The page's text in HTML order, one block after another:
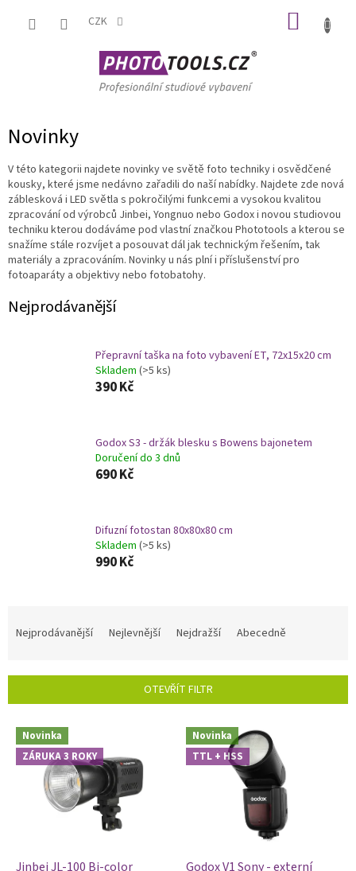
CZK
Novinky
V této kategorii najdete novinky ve světě foto techniky i osvědčené
kousky, které jsme nedávno zařadili do naší nabídky. Najdete zde nová
záblesková i LED světla s pokročilými funkcemi a vysokou kvalitou
zpracování od výrobců Jinbei, Yongnuo nebo Godox i novou studiovou
techniku kterou dodáváme pod vlastní značkou Phototools a kterou se
snažíme stále rozvíjet a posouvat dál jak technickým řešením, tak
materiály a zpracováním. Novinky u nás plní i příslušenství pro
fotoaparáty a objektivy nebo fotobatohy.
Nejprodávanější
Přepravní taška na foto vybavení ET, 72x15x20 cm
Skladem (>5 ks)
390 Kč
Godox S3 - držák blesku s Bowens bajonetem
Doručení do 3 dnů
690 Kč
Difuzní fotostan 80x80x80 cm
Skladem (>5 ks)
990 Kč
í
Nejprodávanější Nejlevnější Nejdražší Abecedně
OTEVŘÍT FILTR
p
Novinka
ZÁRUKA 3 ROKY
Jinbei JL-100 Bi-color
Novinka
TTL + HSS
Godox V1 Sony - externí